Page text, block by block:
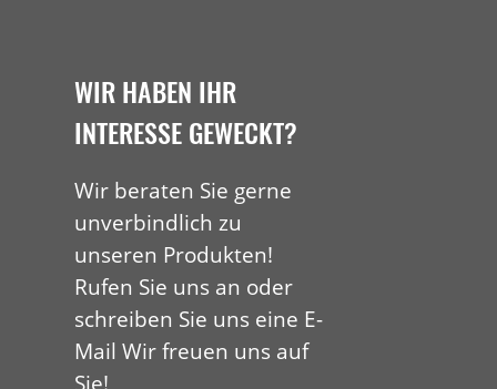
WIR HABEN IHR
INTERESSE GEWECKT?
Wir beraten Sie gerne
unverbindlich zu
unseren Produkten!
Rufen Sie uns an oder
schreiben Sie uns eine E-
Mail Wir freuen uns auf
Sie!